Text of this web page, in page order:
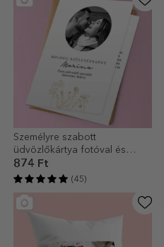
Személyre szabott
üdvözlőkártya fotóval és
szöveggel - Elegance
874 Ft
(45)